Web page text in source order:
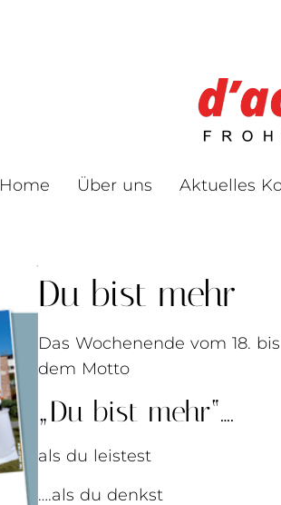
Home Über uns Aktuelles
Du bist mehr
Das Wochenende vom 18.
dem Motto
„Du bist mehr“….
als du leistest
….als du denkst